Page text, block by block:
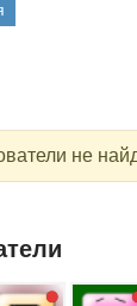
не